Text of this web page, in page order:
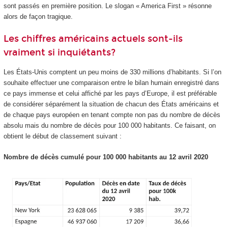
sont passés en première position. Le slogan « America First » résonne
alors de façon tragique.
Les chiffres américains actuels sont-ils
vraiment si inquiétants?
Les États-Unis comptent un peu moins de 330 millions d’habitants. Si l’on
souhaite effectuer une comparaison entre le bilan humain enregistré dans
ce pays immense et celui affiché par les pays d’Europe, il est préférable
de considérer séparément la situation de chacun des États américains et
de chaque pays européen en tenant compte non pas du nombre de décès
absolu mais du nombre de décès pour 100 000 habitants. Ce faisant, on
obtient le début de classement suivant :
Nombre de décès cumulé pour 100 000 habitants au 12 avril 2020